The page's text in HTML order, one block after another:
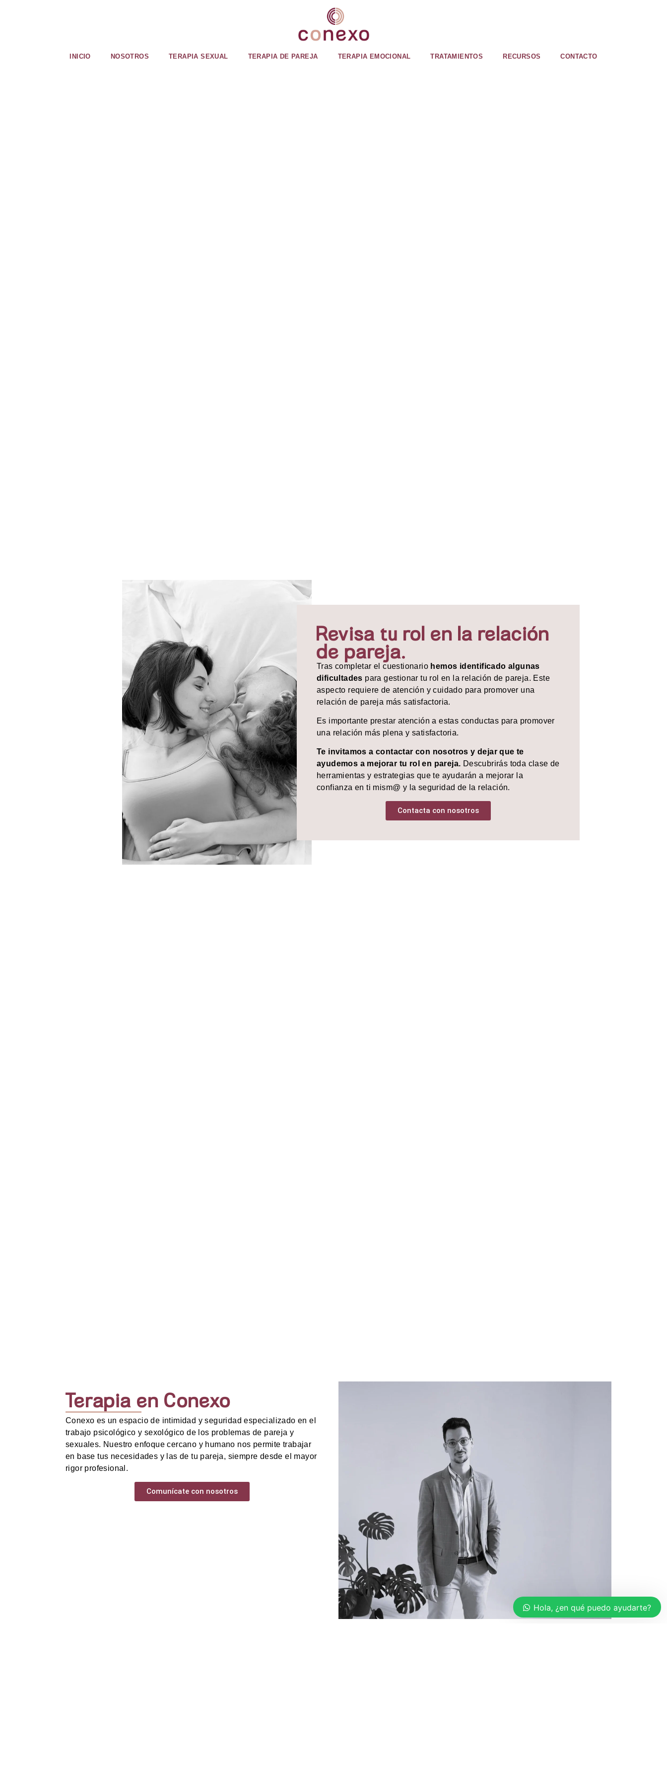
INICIO NOSOTROS TERAPIA SEXUAL TERAPIA DE PAREJA TERAPIA EMOCIONAL TRATAMIENTOS RECURSOS CONTACTO
Revisa tu rol en la relación
de pareja.
Tras completar el cuestionario hemos identificado algunas
dificultades para gestionar tu rol en la relación de pareja. Este
aspecto requiere de atención y cuidado para promover una
relación de pareja más satisfactoria.
Es importante prestar atención a estas conductas para promover
una relación más plena y satisfactoria.
Te invitamos a contactar con nosotros y dejar que te
ayudemos a mejorar tu rol en pareja. Descubrirás toda clase de
herramientas y estrategias que te ayudarán a mejorar la
confianza en ti mism@ y la seguridad de la relación.
Contacta con nosotros
Terapia en Conexo
Conexo es un espacio de intimidad y seguridad especializado en el
trabajo psicológico y sexológico de los problemas de pareja y
sexuales. Nuestro enfoque cercano y humano nos permite trabajar
en base tus necesidades y las de tu pareja, siempre desde el mayor
rigor profesional.
Comunícate con nosotros
Hola, ¿en qué puedo ayudarte?